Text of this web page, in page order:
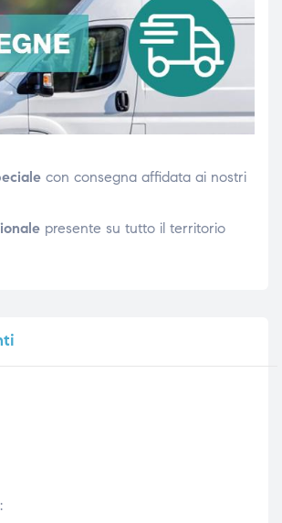
con consegna affidata ai nostri
presente su tutto il territorio